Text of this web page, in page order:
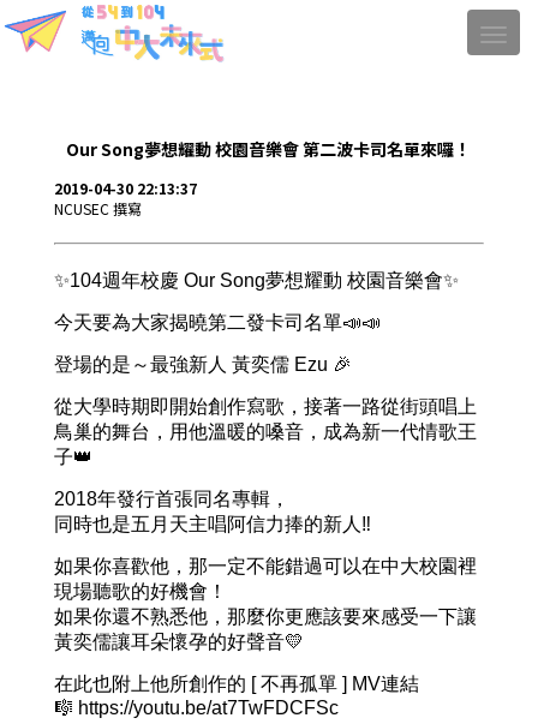
Our Song夢想耀動 校園音樂會 第二波卡司名單來囉！
2019-04-30 22:13:37
NCUSEC 撰寫
✨104週年校慶 Our Song夢想耀動 校園音樂會✨
今天要為大家揭曉第二發卡司名單📣📣
登場的是～最強新人 黃奕儒 Ezu 🎉
從大學時期即開始創作寫歌，接著一路從街頭唱上
鳥巢的舞台，用他溫暖的嗓音，成為新一代情歌王
子👑
2018年發行首張同名專輯，
同時也是五月天主唱阿信力捧的新人‼️
如果你喜歡他，那一定不能錯過可以在中大校園裡
現場聽歌的好機會！
如果你還不熟悉他，那麼你更應該要來感受一下讓
黃奕儒讓耳朵懷孕的好聲音💛
在此也附上他所創作的 [ 不再孤單 ] MV連結
🎼 https://youtu.be/at7TwFDCFSc